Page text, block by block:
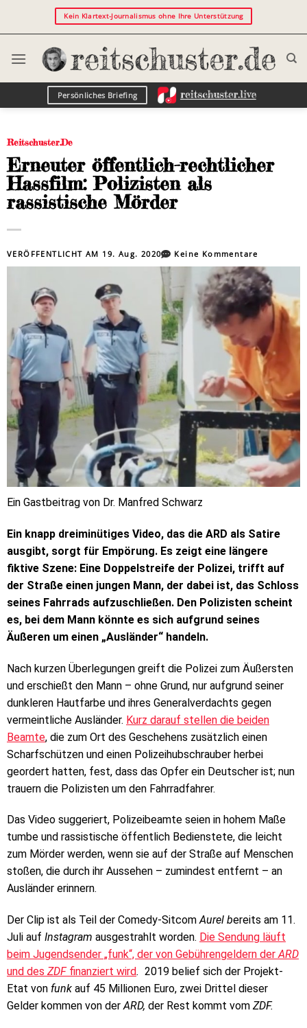
Kein Klartext-Journalismus ohne Ihre Unterstützung
Persönliches Briefing
Reitschuster.de
Erneuter öffentlich-rechtlicher
Hassfilm: Polizisten als
rassistische Mörder
VERÖFFENTLICHT AM 19. Aug. 2020 Keine Kommentare
Ein Gastbeitrag von Dr. Manfred Schwarz
Ein knapp dreiminütiges Video, das die ARD als Satire
ausgibt, sorgt für Empörung. Es zeigt eine längere
fiktive Szene: Eine Doppelstreife der Polizei, trifft auf
der Straße einen jungen Mann, der dabei ist, das Schloss
seines Fahrrads aufzuschließen. Den Polizisten scheint
es, bei dem Mann könnte es sich aufgrund seines
Äußeren um einen „Ausländer“ handeln.
Nach kurzen Überlegungen greift die Polizei zum Äußersten
und erschießt den Mann – ohne Grund, nur aufgrund seiner
dunkleren Hautfarbe und ihres Generalverdachts gegen
vermeintliche Ausländer. Kurz darauf stellen die beiden
Beamte, die zum Ort des Geschehens zusätzlich einen
Scharfschützen und einen Polizeihubschrauber herbei
geordert hatten, fest, dass das Opfer ein Deutscher ist; nun
trauern die Polizisten um den Fahrradfahrer.
Das Video suggeriert, Polizeibeamte seien in hohem Maße
tumbe und rassistische öffentlich Bedienstete, die leicht
zum Mörder werden, wenn sie auf der Straße auf Menschen
stoßen, die durch ihr Aussehen – zumindest entfernt – an
Ausländer erinnern.
Der Clip ist als Teil der Comedy-SitcomAurel bereits am 11.
Juli auf Instagram ausgestrahlt worden. Die Sendung läuft
beim Jugendsender „funk“, der von Gebührengeldern derARD
und des ZDF finanziert wird. 2019 belief sich der Projekt-
Etat von funk auf 45 Millionen Euro, zwei Drittel dieser
Gelder kommen von derARD, der Rest kommt vom ZDF.